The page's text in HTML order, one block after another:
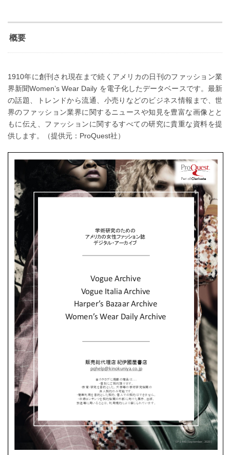
概要
1910年に創刊され現在まで続くアメリカの日刊のファッション業
界新聞Women’s Wear Daily を電子化したデータベースです。最新
の話題、トレンドから流通、小売りなどのビジネス情報まで、世
界のファッション業界に関するニュースや知見を豊富な画像とと
もに伝え、ファッションに関するすべての研究に貴重な資料を提
供します。（提供元：ProQuest社）